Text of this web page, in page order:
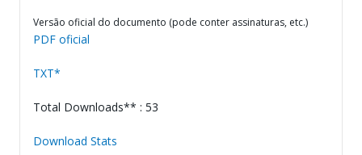
Versão oficial do documento (pode conter assinaturas, etc.)
PDF oficial
TXT*
Total Downloads** : 53
Download Stats